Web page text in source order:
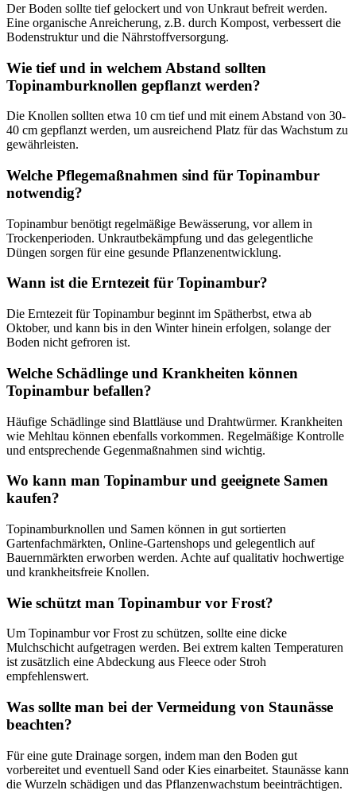
Der Boden sollte tief gelockert und von Unkraut befreit werden.
Eine organische Anreicherung, z.B. durch Kompost, verbessert die
Bodenstruktur und die Nährstoffversorgung.
Wie tief und in welchem Abstand sollten
Topinamburknollen gepflanzt werden?
Die Knollen sollten etwa 10 cm tief und mit einem Abstand von 30-
40 cm gepflanzt werden, um ausreichend Platz für das Wachstum zu
gewährleisten.
Welche Pflegemaßnahmen sind für Topinambur
notwendig?
Topinambur benötigt regelmäßige Bewässerung, vor allem in
Trockenperioden. Unkrautbekämpfung und das gelegentliche
Düngen sorgen für eine gesunde Pflanzenentwicklung.
Wann ist die Erntezeit für Topinambur?
Die Erntezeit für Topinambur beginnt im Spätherbst, etwa ab
Oktober, und kann bis in den Winter hinein erfolgen, solange der
Boden nicht gefroren ist.
Welche Schädlinge und Krankheiten können
Topinambur befallen?
Häufige Schädlinge sind Blattläuse und Drahtwürmer. Krankheiten
wie Mehltau können ebenfalls vorkommen. Regelmäßige Kontrolle
und entsprechende Gegenmaßnahmen sind wichtig.
Wo kann man Topinambur und geeignete Samen
kaufen?
Topinamburknollen und Samen können in gut sortierten
Gartenfachmärkten, Online-Gartenshops und gelegentlich auf
Bauernmärkten erworben werden. Achte auf qualitativ hochwertige
und krankheitsfreie Knollen.
Wie schützt man Topinambur vor Frost?
Um Topinambur vor Frost zu schützen, sollte eine dicke
Mulchschicht aufgetragen werden. Bei extrem kalten Temperaturen
ist zusätzlich eine Abdeckung aus Fleece oder Stroh
empfehlenswert.
Was sollte man bei der Vermeidung von Staunässe
beachten?
Für eine gute Drainage sorgen, indem man den Boden gut
vorbereitet und eventuell Sand oder Kies einarbeitet. Staunässe kann
die Wurzeln schädigen und das Pflanzenwachstum beeinträchtigen.